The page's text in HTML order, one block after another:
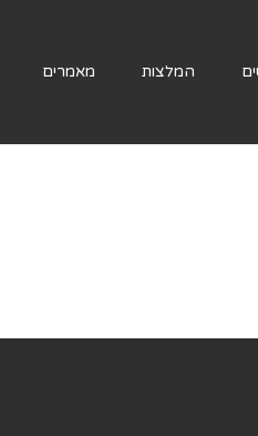
המלצות מאמרים